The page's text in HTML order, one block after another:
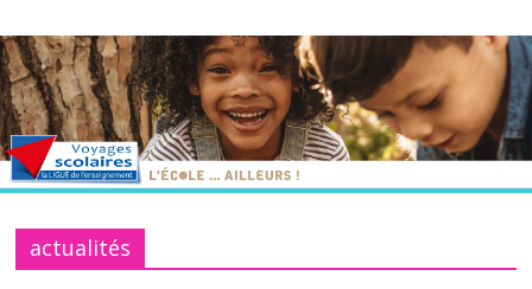
au
contenu
lecoleailleurs
L'école
ailleurs
:
pour
autrement
des
actualités